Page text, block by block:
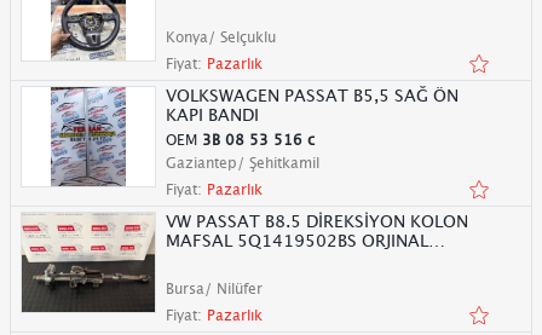
Konya/ Selçuklu
Fiyat: Pazarlık
VOLKSWAGEN PASSAT B5,5 SAĞ ÖN
KAPI BANDI
OEM 3B 08 53 516 c
Gaziantep/ Şehitkamil
Fiyat: Pazarlık
VW PASSAT B8.5 DİREKSİYON KOLON
MAFSAL 5Q1419502BS ORJINAL
Bursa/ Nilüfer
Fiyat: Pazarlık